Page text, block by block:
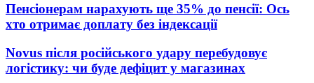
Пенсіонерам нарахують ще 35% до пенсії: Ось
хто отримає доплату без індексації
Novus після російського удару перебудовує
логістику: чи буде дефіцит у магазинах